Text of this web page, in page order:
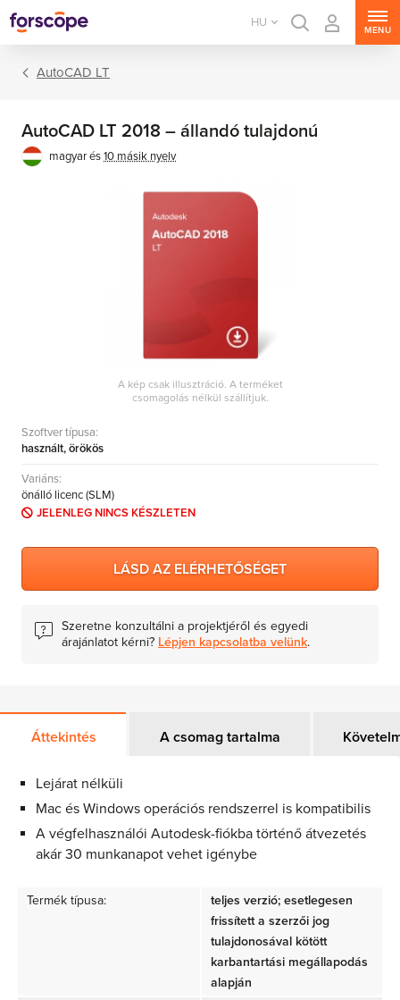
HU
MENU
AutoCAD LT
AutoCAD
Autodesk Inventor
Autodesk Revit
Autodesk Product Design Suites
Autodesk Plant Design Suites
3ds Max
AutoCAD LT
AutoCAD LT 2018 – állandó tulajdonú
magyar és10 másik nyelv
A kép csak illusztráció. A terméket
csomagolás nélkül szállítjuk.
Szoftver típusa:
használt, örökös
Variáns:
önálló licenc (SLM)
JELENLEG NINCS KÉSZLETEN
LÁSD AZ ELÉRHETŐSÉGET
Szeretne konzultálni a projektjéről és egyedi
árajánlatot kérni? Lépjen kapcsolatba velünk.
Áttekintés A csomag tartalma
Lejárat nélküli
Mac és Windows operációs rendszerrel is kompatibilis
A végfelhasználói Autodesk-fiókba történő átvezetés
akár 30 munkanapot vehet igénybe
Termék típusa:
teljes verzió; esetlegesen
frissített a szerzői jog
tulajdonosával kötött
karbantartási megállapodás
alapján